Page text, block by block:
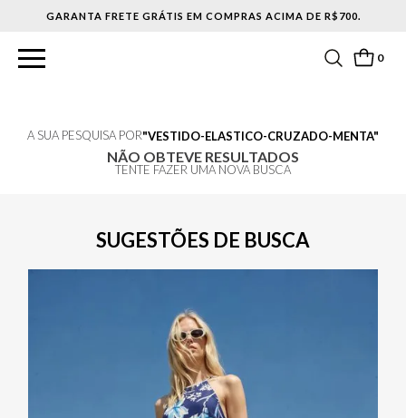
GARANTA FRETE GRÁTIS EM COMPRAS ACIMA DE R$700.
0
A SUA PESQUISA POR VESTIDO-ELASTICO-CRUZADO-MENTA
NÃO OBTEVE RESULTADOS
TENTE FAZER UMA NOVA BUSCA
SUGESTÕES DE BUSCA